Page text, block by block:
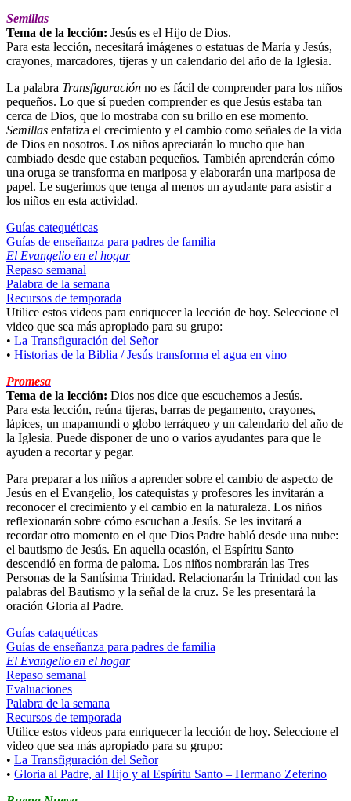
Semillas
Tema de la lección: Jesús es el Hijo de Dios.
Para esta lección, necesitará imágenes o estatuas de María y Jesús,
crayones, marcadores, tijeras y un calendario del año de la Iglesia.
La palabra Transfiguración no es fácil de comprender para los niños
pequeños. Lo que sí pueden comprender es que Jesús estaba tan
cerca de Dios, que lo mostraba con su brillo en ese momento.
Semillas enfatiza el crecimiento y el cambio como señales de la vida
de Dios en nosotros. Los niños apreciarán lo mucho que han
cambiado desde que estaban pequeños. También aprenderán cómo
una oruga se transforma en mariposa y elaborarán una mariposa de
papel. Le sugerimos que tenga al menos un ayudante para asistir a
los niños en esta actividad.
Guías catequéticas
Guías de enseñanza para padres de familia
El Evangelio en el hogar
Repaso semanal
Palabra de la semana
Recursos de temporada
Utilice estos videos para enriquecer la lección de hoy. Seleccione el
video que sea más apropiado para su grupo:
• La Transfiguración del Señor
• Historias de la Biblia / Jesús transforma el agua en vino
Promesa
Tema de la lección: Dios nos dice que escuchemos a Jesús.
Para esta lección, reúna tijeras, barras de pegamento, crayones,
lápices, un mapamundi o globo terráqueo y un calendario del año de
la Iglesia. Puede disponer de uno o varios ayudantes para que le
ayuden a recortar y pegar.
Para preparar a los niños a aprender sobre el cambio de aspecto de
Jesús en el Evangelio, los catequistas y profesores les invitarán a
reconocer el crecimiento y el cambio en la naturaleza. Los niños
reflexionarán sobre cómo escuchan a Jesús. Se les invitará a
recordar otro momento en el que Dios Padre habló desde una nube:
el bautismo de Jesús. En aquella ocasión, el Espíritu Santo
descendió en forma de paloma. Los niños nombrarán las Tres
Personas de la Santísima Trinidad. Relacionarán la Trinidad con las
palabras del Bautismo y la señal de la cruz. Se les presentará la
oración Gloria al Padre.
Guías cataquéticas
Guías de enseñanza para padres de familia
El Evangelio en el hogar
Repaso semanal
Evaluaciones
Palabra de la semana
Recursos de temporada
Utilice estos videos para enriquecer la lección de hoy. Seleccione el
video que sea más apropiado para su grupo:
• La Transfiguración del Señor
• Gloria al Padre, al Hijo y al Espíritu Santo – Hermano Zeferino